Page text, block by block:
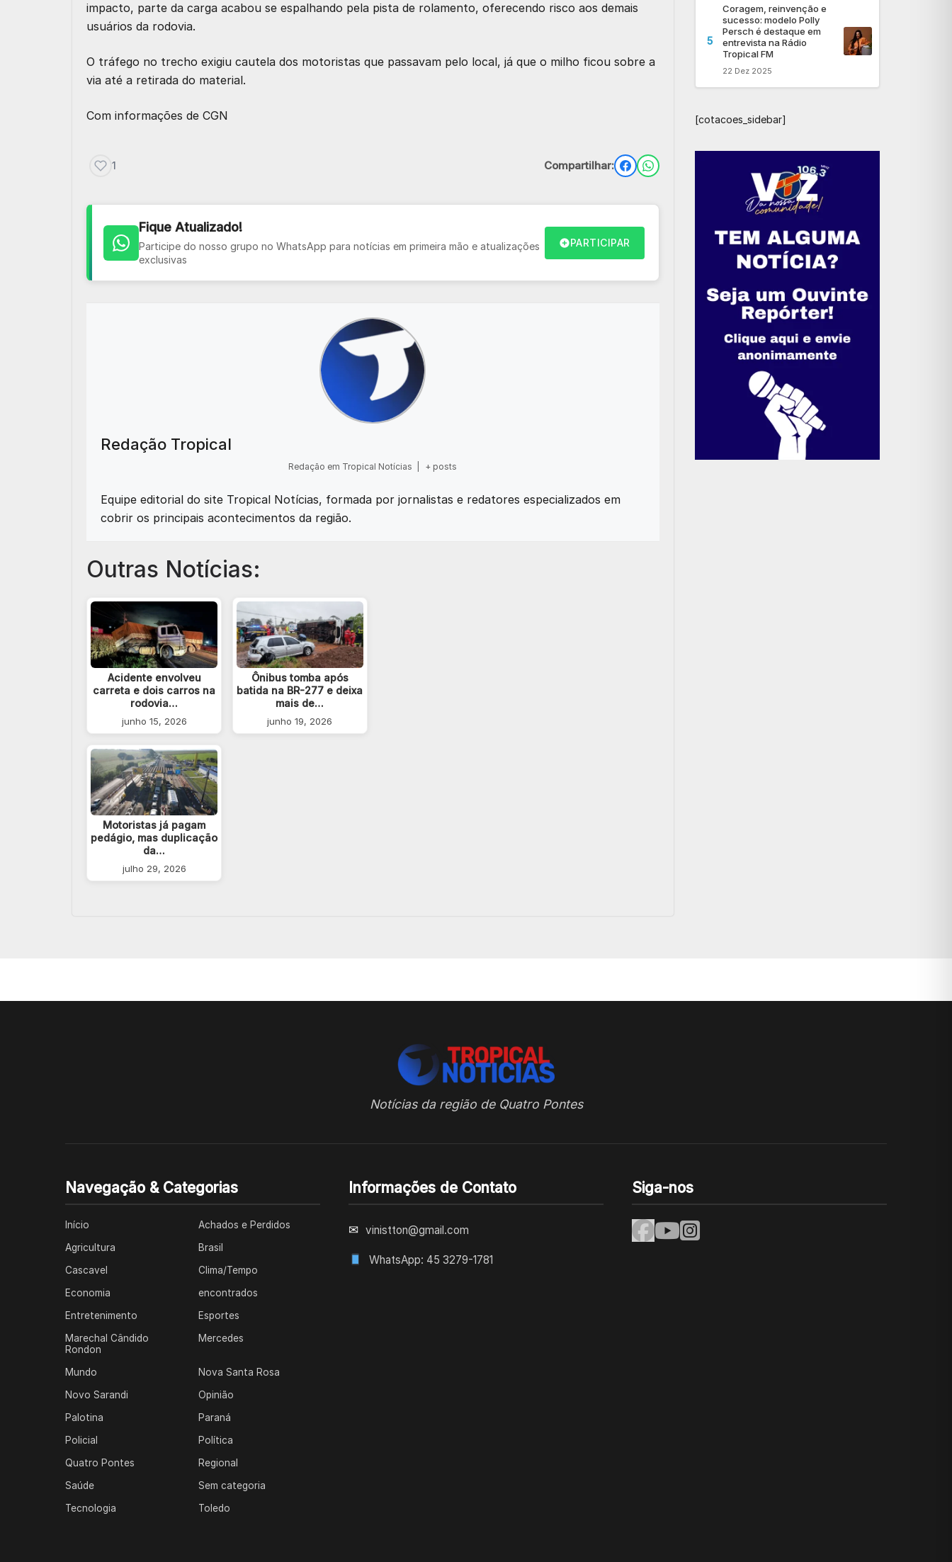
impacto, parte da carga acabou se espalhando pela pista de rolamento, oferecendo risco aos demais
usuários da rodovia.
O tráfego no trecho exigiu cautela dos motoristas que passavam pelo local, já que o milho ficou sobre a
via até a retirada do material.
Com informações de CGN
1 Compartilhar:
Fique Atualizado!
Participe do nosso grupo no WhatsApp para notícias em primeira mão e atualizações
exclusivas
PARTICIPAR
Redação Tropical
Redação em Tropical Notícias + posts
Equipe editorial do site Tropical Notícias, formada por jornalistas e redatores especializados em
cobrir os principais acontecimentos da região.
Outras Notícias:
Acidente envolveu
carreta e dois carros na
rodovia…
junho 15, 2026
Motoristas já pagam
pedágio, mas duplicação
da…
julho 29, 2026
Ônibus tomba após
batida na BR-277 e deixa
mais de…
junho 19, 2026
5
Coragem, reinvenção e
sucesso: modelo Polly
Persch é destaque em
entrevista na Rádio
Tropical FM
22 Dez 2025
[cotacoes_sidebar]
Notícias da região de Quatro Pontes
Navegação & Categorias
Início
Achados e Perdidos
Agricultura
Brasil
Cascavel
Clima/Tempo
Economia
encontrados
Entretenimento
Esportes
Marechal Cândido
Rondon
Mercedes
Mundo
Nova Santa Rosa
Novo Sarandi
Opinião
Palotina
Paraná
Policial
Política
Quatro Pontes
Regional
Saúde
Sem categoria
Tecnologia
Toledo
Informações de Contato
✉ vinistton@gmail.com
WhatsApp: 45 3279-1781
Siga-nos